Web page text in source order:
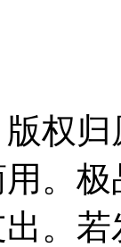
权
。
。